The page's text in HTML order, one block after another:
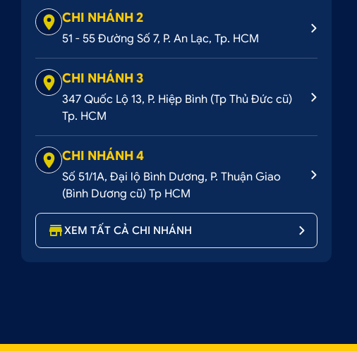
CHI NHÁNH 2
51 - 55 Đường Số 7, P. An Lạc, Tp. HCM
CHI NHÁNH 3
347 Quốc Lộ 13, P. Hiệp Bình (Tp Thủ Đức cũ)
Tp. HCM
CHI NHÁNH 4
Số 51/1A, Đại lộ Bình Dương, P. Thuận Giao
(Bình Dương cũ) Tp HCM
XEM TẤT CẢ CHI NHÁNH